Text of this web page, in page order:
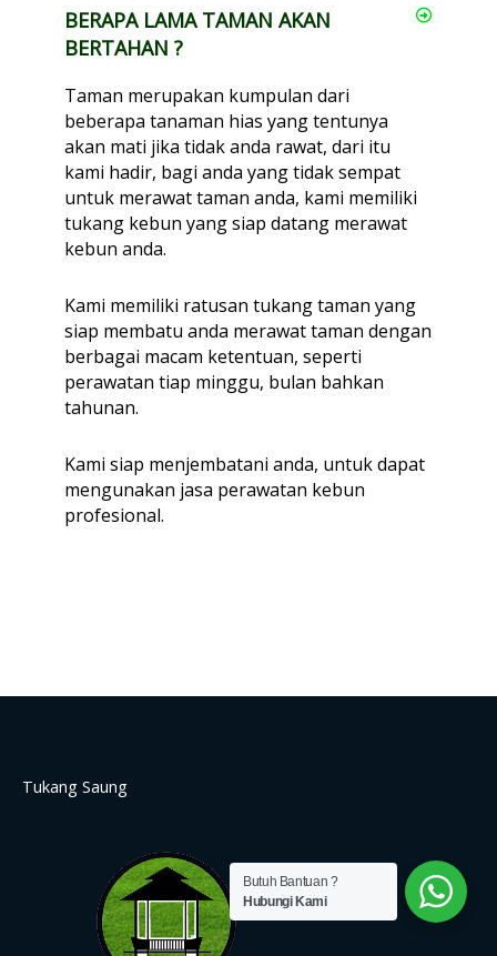
BERAPA LAMA TAMAN AKAN
BERTAHAN ?
Taman merupakan kumpulan dari
beberapa tanaman hias yang tentunya
akan mati jika tidak anda rawat, dari itu
kami hadir, bagi anda yang tidak sempat
untuk merawat taman anda, kami memiliki
tukang kebun yang siap datang merawat
kebun anda.
Kami memiliki ratusan tukang taman yang
siap membatu anda merawat taman dengan
berbagai macam ketentuan, seperti
perawatan tiap minggu, bulan bahkan
tahunan.
Kami siap menjembatani anda, untuk dapat
mengunakan jasa perawatan kebun
profesional.
Tukang Saung
Butuh Bantuan ?
Hubungi Kami